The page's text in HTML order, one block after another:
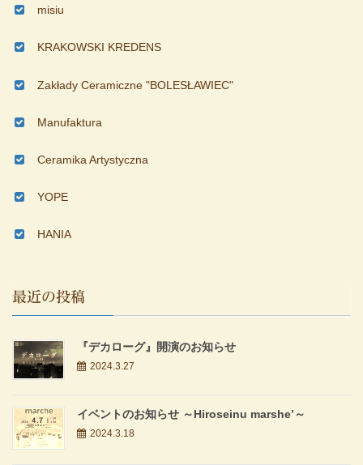
misiu
KRAKOWSKI KREDENS
Zakłady Ceramiczne "BOLESŁAWIEC"
Manufaktura
Ceramika Artystyczna
YOPE
HANIA
最近の投稿
『デカローグ』開演のお知らせ
2024.3.27
イベントのお知らせ ～Hiroseinu marshe’～
2024.3.18